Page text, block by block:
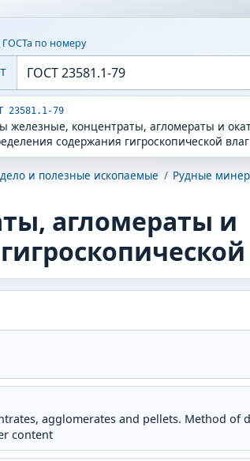
ГОСТа по номеру
23581.1-79
железные, концентраты, агломераты и
содержания гигроскопической
Полезные ископаемые / Металлические
и полезные ископаемые / Рудные
агломераты и
agglomerates and pellets. Method of
content